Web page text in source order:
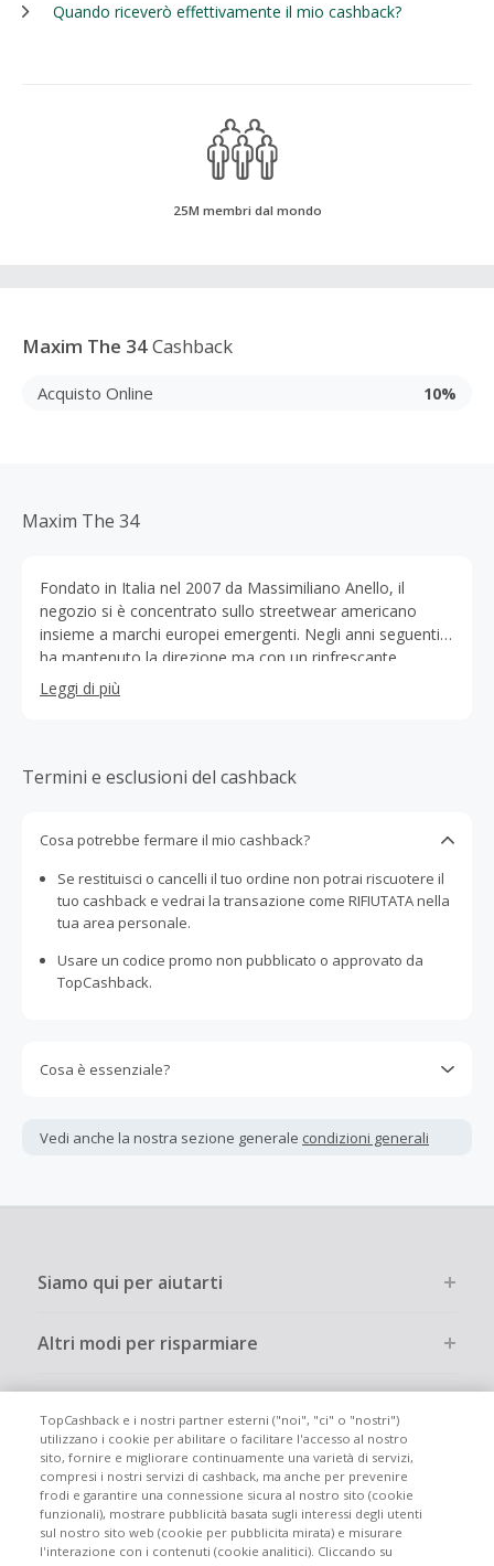
Quando riceverò effettivamente il mio cashback?
25M membri dal mondo
Maxim The 34Cashback
Acquisto Online 10%
Maxim The 34
Fondato in Italia nel 2007 da Massimiliano Anello, il
negozio si è concentrato sullo streetwear americano
insieme a marchi europei emergenti. Negli anni seguenti
ha mantenuto la direzione ma con un rinfrescante
approccio alla moda contemporanea. Il flagship store,
situato a Rimini, era un cinema negli anni '50, recuperato
l'esclusiva selezione di marchi di Maxim, offuscando il
con la partnership di Farfetch e ha continuato con
abbiamo continuato parte della sua lista di marchi
originali ma proiettando il nostro DNA per mantenere il
cuore Maxim in tutti i nostri negozi. Siamo orgogliosi della
nostra ricerca che ci fa andare avanti e crescere nel
nostro stile distintivo.
Leggi di più
Termini e esclusioni del cashback
Cosa potrebbe fermare il mio cashback?
Se restituisci o cancelli il tuo ordine non potrai riscuotere il
tuo cashback e vedrai la transazione come RIFIUTATA nella
tua area personale.
Usare un codice promo non pubblicato o approvato da
TopCashback.
Cosa è essenziale?
interamente online.
dall'acquisto. Pertanto, se noti che il tuo cashback è
Vedi anche la nostra sezione generale condizioni generali
Siamo qui per aiutarti
Altri modi per risparmiare
Partecipa
Info legali
TopCashback e i nostri partner esterni ("noi", "ci" o "nostri")
utilizzano i cookie per abilitare o facilitare l'accesso al nostro
sito, fornire e migliorare continuamente una varietà di servizi,
compresi i nostri servizi di cashback, ma anche per prevenire
frodi e garantire una connessione sicura al nostro sito (cookie
funzionali), mostrare pubblicità basata sugli interessi degli utenti
sul nostro sito web (cookie per pubblicita mirata) e misurare
l'interazione con i contenuti (cookie analitici). Cliccando su